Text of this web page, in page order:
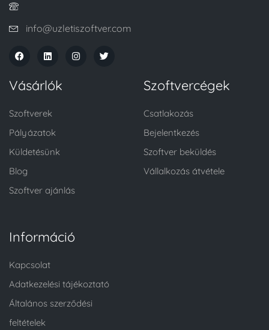
info@uzletiszoftver.com
Vásárlók
Szoftverek
Pályázatok
Küldetésünk
Blog
Szoftver ajánlás
Szoftvercégek
Csatlakozás
Bejelentkezés
Szoftver beküldés
Vállalkozás átvétele
Információ
Kapcsolat
Adatkezelési tájékoztató
Általános szerződési
feltételek